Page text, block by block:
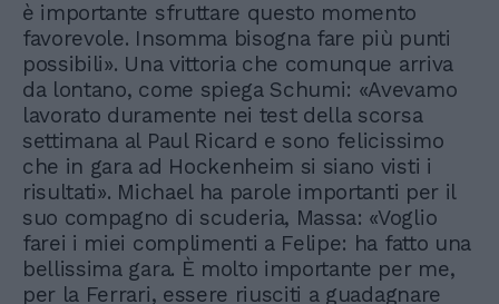
è importante sfruttare questo momento
favorevole. Insomma bisogna fare più punti
possibili». Una vittoria che comunque arriva
da lontano, come spiega Schumi: «Avevamo
lavorato duramente nei test della scorsa
settimana al Paul Ricard e sono felicissimo
che in gara ad Hockenheim si siano visti i
risultati». Michael ha parole importanti per il
suo compagno di scuderia, Massa: «Voglio
farei i miei complimenti a Felipe: ha fatto una
bellissima gara. È molto importante per me,
per la Ferrari, essere riusciti a guadagnare